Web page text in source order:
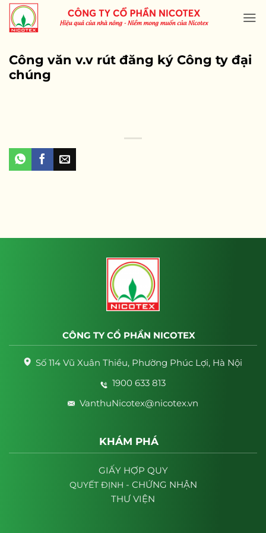
Skip
content
Công văn v.v rút đăng ký Công ty đại
chúng
CÔNG TY CỔ PHẦN NICOTEX
Số 114 Vũ Xuân Thiều, Phường Phúc Lợi, Hà Nội
1900 633 813
VanthuNicotex@nicotex.vn
KHÁM PHÁ
GIẤY HỢP QUY
QUYẾT ĐỊNH - CHỨNG NHẬN
THƯ VIỆN